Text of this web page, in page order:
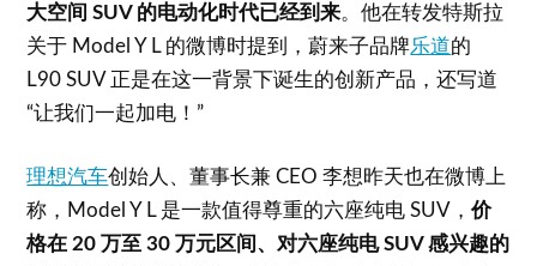
大空间 SUV 的电动化时代已经到来。他在转发特斯拉
关于 Model Y L 的微博时提到，蔚来子品牌乐道的
L90 SUV 正是在这一背景下诞生的创新产品，还写道
“让我们一起加电！”
理想汽车创始人、董事长兼 CEO 李想昨天也在微博上
称，Model Y L 是一款值得尊重的六座纯电 SUV，价
格在 20 万至 30 万元区间、对六座纯电 SUV 感兴趣的